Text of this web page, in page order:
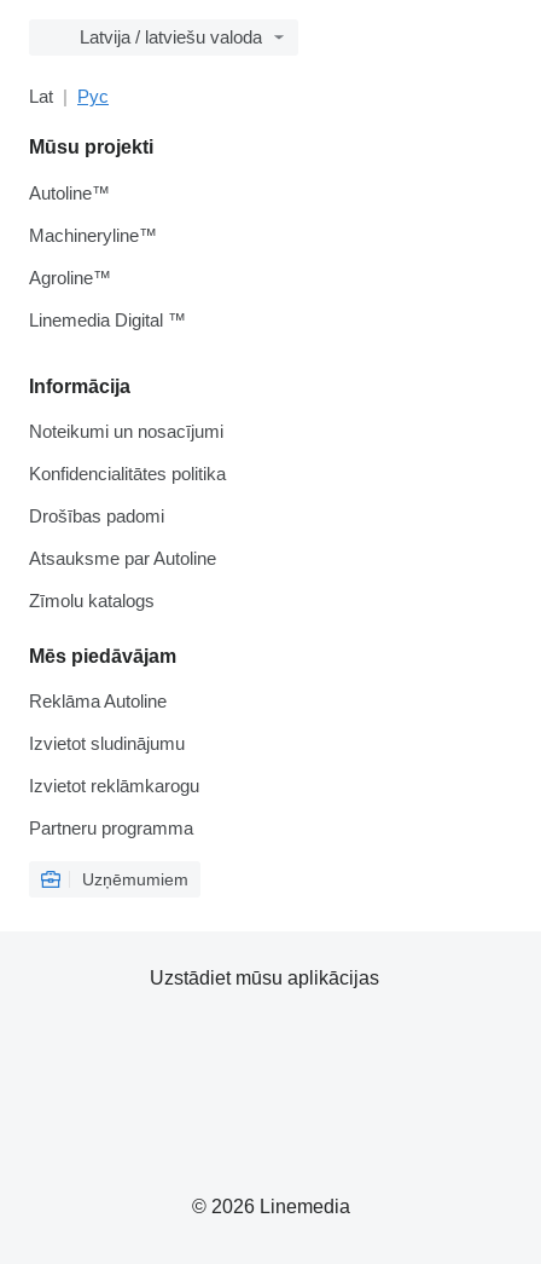
Latvija / latviešu valoda
Lat Рус
Informācija
Noteikumi un nosacījumi
Konfidencialitātes politika
Drošības padomi
Atsauksme par Autoline
Zīmolu katalogs
Mēs piedāvājam
Reklāma Autoline
Izvietot sludinājumu
Izvietot reklāmkarogu
Partneru programma
Uzņēmumiem
Mūsu projekti
Autoline™
Machineryline™
Agroline™
Linemedia Digital ™
© 2026 Linemedia
Uzstādiet mūsu aplikācijas